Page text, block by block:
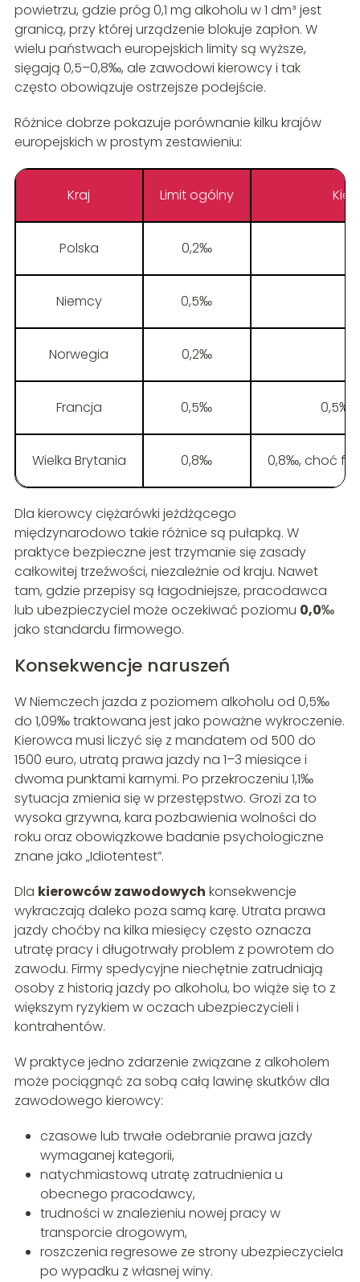
powietrzu, gdzie próg 0,1 mg alkoholu w 1 dm³ jest
granicą, przy której urządzenie blokuje zapłon. W
wielu państwach europejskich limity są wyższe,
sięgają 0,5–0,8‰, ale zawodowi kierowcy i tak
często obowiązuje ostrzejsze podejście.
Różnice dobrze pokazuje porównanie kilku krajów
europejskich w prostym zestawieniu:
Kraj Limit ogólny
Polska 0,2‰
Niemcy 0,5‰
Norwegia 0,2‰
Francja 0,5‰ 0,5‰
Wielka Brytania 0,8‰ 0,8‰, choć
Dla kierowcy ciężarówki jeżdżącego
międzynarodowo takie różnice są pułapką. W
praktyce bezpieczne jest trzymanie się zasady
całkowitej trzeźwości, niezależnie od kraju. Nawet
tam, gdzie przepisy są łagodniejsze, pracodawca
lub ubezpieczyciel może oczekiwać poziomu 0,0‰
jako standardu firmowego.
Konsekwencje naruszeń
W Niemczech jazda z poziomem alkoholu od 0,5‰
do 1,09‰ traktowana jest jako poważne wykroczenie.
Kierowca musi liczyć się z mandatem od 500 do
1500 euro, utratą prawa jazdy na 1–3 miesiące i
dwoma punktami karnymi. Po przekroczeniu 1,1‰
sytuacja zmienia się w przestępstwo. Grozi za to
wysoka grzywna, kara pozbawienia wolności do
roku oraz obowiązkowe badanie psychologiczne
znane jako „Idiotentest”.
Dla kierowców zawodowych konsekwencje
wykraczają daleko poza samą karę. Utrata prawa
jazdy choćby na kilka miesięcy często oznacza
utratę pracy i długotrwały problem z powrotem do
zawodu. Firmy spedycyjne niechętnie zatrudniają
osoby z historią jazdy po alkoholu, bo wiąże się to z
większym ryzykiem w oczach ubezpieczycieli i
kontrahentów.
W praktyce jedno zdarzenie związane z alkoholem
może pociągnąć za sobą całą lawinę skutków dla
zawodowego kierowcy:
czasowe lub trwałe odebranie prawa jazdy
wymaganej kategorii,
natychmiastową utratę zatrudnienia u
obecnego pracodawcy,
trudności w znalezieniu nowej pracy w
transporcie drogowym,
roszczenia regresowe ze strony ubezpieczyciela
po wypadku z własnej winy.